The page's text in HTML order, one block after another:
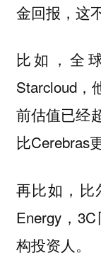
金回报，这
比如，全
Starcloud，
前估值已经
比Cerebras
再比如，比
Energy，
构投资人。